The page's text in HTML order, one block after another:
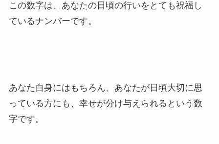
この数字は、あなたの日頃の行いをとても祝福し
ているナンバーです。
あなた自身にはもちろん、あなたが日頃大切に思
っている方にも、幸せが分け与えられるという数
字です。